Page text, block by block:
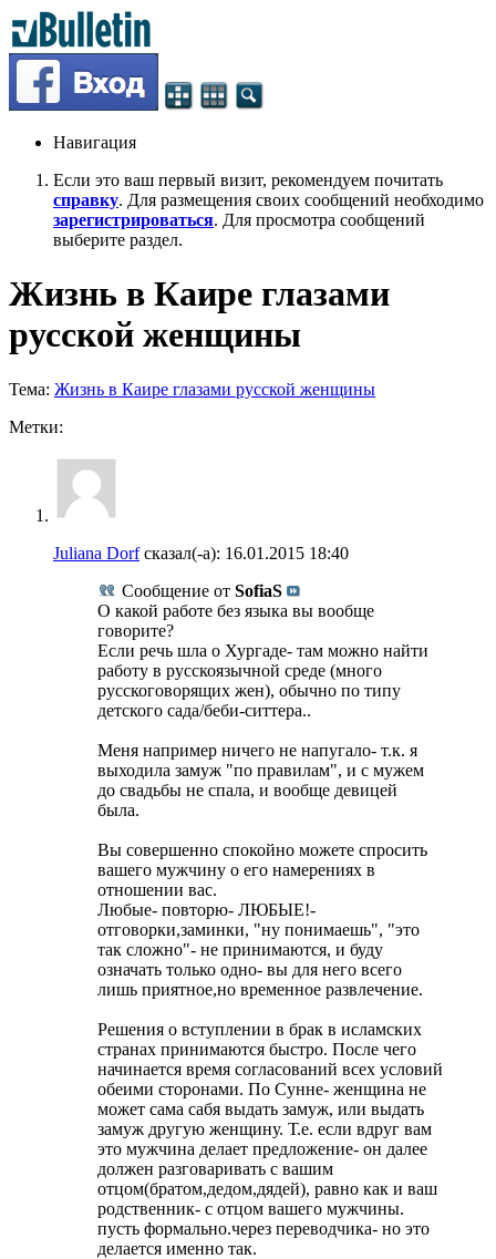
Навигация
Если это ваш первый визит, рекомендуем почитать
справку. Для размещения своих сообщений необходимо
зарегистрироваться. Для просмотра сообщений
выберите раздел.
Жизнь в Каире глазами
русской женщины
Тема: Жизнь в Каире глазами русской женщины
Метки:
Juliana Dorfсказал(-а): 16.01.2015 18:40
Сообщение от SofiaS
О какой работе без языка вы вообще
говорите?
Если речь шла о Хургаде- там можно найти
работу в русскоязычной среде (много
русскоговорящих жен), обычно по типу
детского сада/беби-ситтера..
Меня например ничего не напугало- т.к. я
выходила замуж "по правилам", и с мужем
до свадьбы не спала, и вообще девицей
была.
Вы совершенно спокойно можете спросить
вашего мужчину о его намерениях в
отношении вас.
Любые- повторю- ЛЮБЫЕ!-
отговорки,заминки, "ну понимаешь", "это
так сложно"- не принимаются, и буду
означать только одно- вы для него всего
лишь приятное,но временное развлечение.
Решения о вступлении в брак в исламских
странах принимаются быстро. После чего
начинается время согласований всех условий
обеими сторонами. По Сунне- женщина не
может сама сабя выдать замуж, или выдать
замуж другую женщину. Т.е. если вдруг вам
это мужчина делает предложение- он далее
должен разговаривать с вашим
отцом(братом,дедом,дядей), равно как и ваш
родственник- с отцом вашего мужчины.
пусть формально.через переводчика- но это
делается именно так.